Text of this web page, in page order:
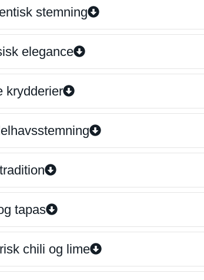
stemning
elegance
krydderier
tapas
chili og lime